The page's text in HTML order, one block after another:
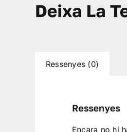
Deixa La
Ressenyes (0)
Ressenyes
Encara no hi